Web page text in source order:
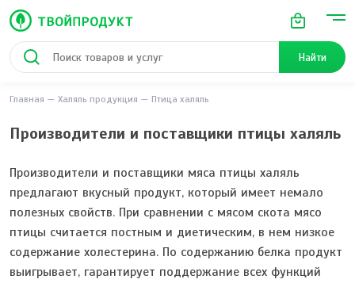
Найти
Главная Халяль продукция Птица халяль
Производители и поставщики птицы халяль
Производители и поставщики мяса птицы халяль
предлагают вкусный продукт, который имеет немало
полезных свойств. При сравнении с мясом скота мясо
птицы считается постным и диетическим, в нем низкое
содержание холестерина. По содержанию белка продукт
выигрывает, гарантирует поддержание всех функций